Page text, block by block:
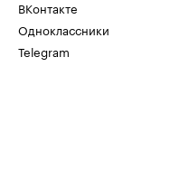
ВКонтакте
Одноклассники
Telegram